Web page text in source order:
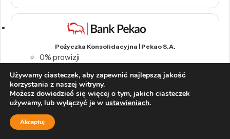
Pożyczka Konsolidacyjna | Pekao S.A.
0% prowizji
Okres kredytowania do 96 miesięcy
Szczegóły
Używamy ciasteczek, aby zapewnić najlepszą jakość
korzystania z naszej witryny.
Możesz dowiedzieć się więcej o tym, jakich ciasteczek
używamy, lub wyłączyć je w ustawieniach.
Akceptuj